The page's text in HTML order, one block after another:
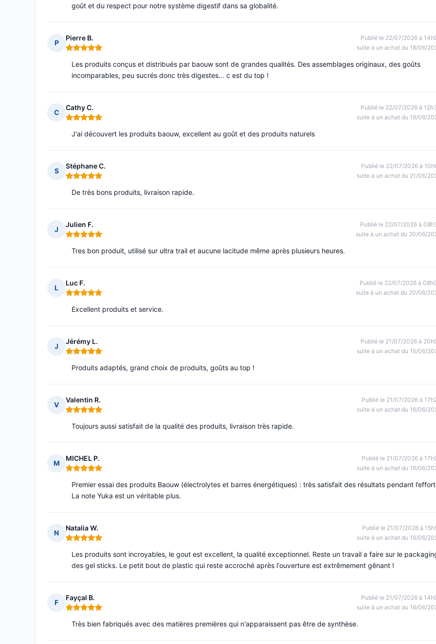
goût et du respect pour notre système digestif dans sa globalité.
P
Pierre B.
Note : 5 sur 5
Publié le 22/07/2026 à
suite à un achat du 18/06/
Les produits conçus et distribués par baouw sont de grandes qualités. Des assemblages originaux, des goûts
incomparables, peu sucrés donc très digestes… c est du top !
C
Cathy C.
Note : 5 sur 5
Publié le 22/07/2026 à
suite à un achat du 19/06/
J'ai découvert les produits baouw, excellent au goût et des produits naturels
S
Stéphane C.
Note : 5 sur 5
Publié le 22/07/2026 à
suite à un achat du 21/06/
De très bons produits, livraison rapide.
J
Julien F.
Note : 5 sur 5
Publié le 22/07/2026 à
suite à un achat du 20/06/
Tres bon produit, utilisé sur ultra trail et aucune lacitude même après plusieurs heures.
L
Luc F.
Note : 5 sur 5
Publié le 22/07/2026 à
suite à un achat du 20/06/
Excellent produits et service.
J
Jérémy L.
Note : 5 sur 5
Publié le 21/07/2026 à
suite à un achat du 15/06/
Produits adaptés, grand choix de produits, goûts au top !
V
Valentin R.
Note : 5 sur 5
Publié le 21/07/2026 à
suite à un achat du 16/06/
Toujours aussi satisfait de la qualité des produits, livraison très rapide.
M
MICHEL P.
Note : 5 sur 5
Publié le 21/07/2026 à
suite à un achat du 16/06/
Premier essai des produits Baouw (électrolytes et barres énergétiques) : très satisfait des résultats pendant
La note Yuka est un véritable plus.
N
Natalia W.
Note : 5 sur 5
Publié le 21/07/2026 à
suite à un achat du 16/06/
Les produits sont incroyables, le gout est excellent, la qualité exceptionnel. Reste un travail a faire sur le
des gel sticks. Le petit bout de plastic qui reste accroché après l'ouverture est extrêmement gênant !
F
Fayçal B.
Note : 5 sur 5
Publié le 21/07/2026 à
suite à un achat du 16/06/
Très bien fabriqués avec des matières premières qui n'apparaissent pas être de synthèse.